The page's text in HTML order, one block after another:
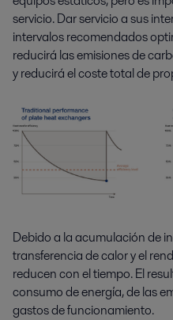
servicio. Dar servicio a sus
intervalos recomendados
reducirá las emisiones de
y reducirá el coste total de
Debido a la acumulación de
transferencia de calor y el
reducen con el tiempo. El
consumo de energía, de las
gastos de funcionamiento.